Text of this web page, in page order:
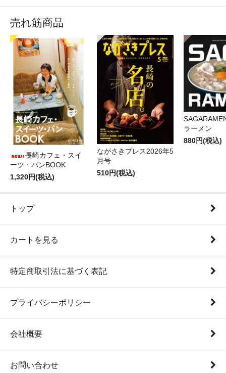
売れ筋商品
長崎カフェ・スイ
ーツ・パンBOOK
1,320円(税込)
ながさきプレス2026年5
月号
510円(税込)
ラーメン
880円(税込)
トップ
カートを見る
特定商取引法に基づく表記
プライバシーポリシー
会社概要
お問い合わせ